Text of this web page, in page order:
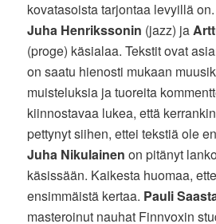
kovatasoista tarjontaa levyillä
Juha Henrikssonin (jazz) ja
(proge) käsialaa. Tekstit ovat
on saatu hienosti mukaan
muisteluksia ja tuoreita
kiinnostavaa lukea, että
pettynyt siihen, ettei tekstiä ole
Juha Nikulainen on pitänyt
käsissään. Kaikesta huomaa,
ensimmäistä kertaa. Pauli
masteroinut nauhat Finnvoxin